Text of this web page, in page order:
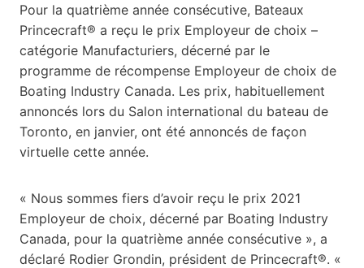
Pour la quatrième année consécutive, Bateaux
Princecraft® a reçu le prix Employeur de choix –
catégorie Manufacturiers, décerné par le
programme de récompense Employeur de choix de
Boating Industry Canada. Les prix, habituellement
annoncés lors du Salon international du bateau de
Toronto, en janvier, ont été annoncés de façon
virtuelle cette année.
« Nous sommes fiers d’avoir reçu le prix 2021
Employeur de choix, décerné par Boating Industry
Canada, pour la quatrième année consécutive », a
déclaré Rodier Grondin, président de Princecraft®. «